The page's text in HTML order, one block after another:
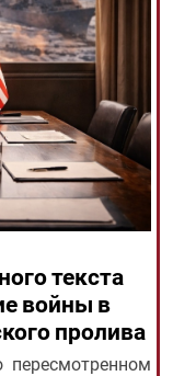
текста
войны в
пролива
пересмотренном